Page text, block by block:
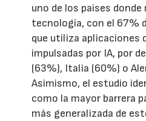
uno de los países
tecnología, con el 67%
que utiliza aplicaciones
impulsadas por IA, por
(63%), Italia (60%) o
Asimismo, el estudio
como la mayor barrera
más generalizada de